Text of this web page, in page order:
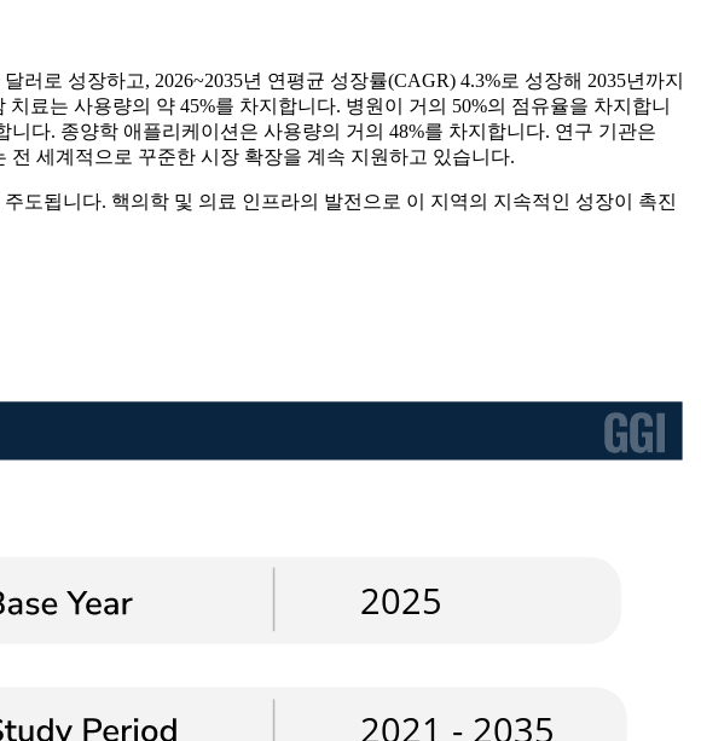
로 성장하고, 2026~2035년 연평균 성장률(CAGR) 4.3%로 성장해 2035년까지
료는 사용량의 약 45%를 차지합니다. 병원이 거의 50%의 점유율을 차지합니
다. 종양학 애플리케이션은 사용량의 거의 48%를 차지합니다. 연구 기관은
세계적으로 꾸준한 시장 확장을 계속 지원하고 있습니다.
도됩니다. 핵의학 및 의료 인프라의 발전으로 이 지역의 지속적인 성장이 촉진